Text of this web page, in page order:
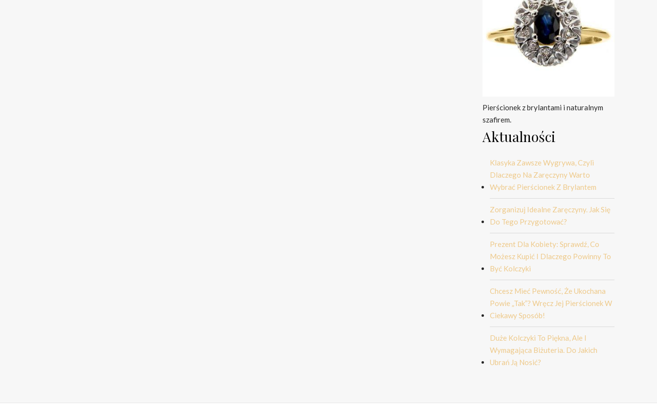
Pierścionek z brylantami i naturalnym
szafirem.
Aktualności
Klasyka Zawsze Wygrywa, Czyli
Dlaczego Na Zaręczyny Warto
Wybrać Pierścionek Z Brylantem
Zorganizuj Idealne Zaręczyny. Jak Się
Do Tego Przygotować?
Prezent Dla Kobiety: Sprawdź, Co
Możesz Kupić I Dlaczego Powinny To
Być Kolczyki
Chcesz Mieć Pewność, Że Ukochana
Powie „tak”? Wręcz Jej Pierścionek W
Ciekawy Sposób!
Duże Kolczyki To Piękna, Ale I
Wymagająca Biżuteria. Do Jakich
Ubrań Ją Nosić?